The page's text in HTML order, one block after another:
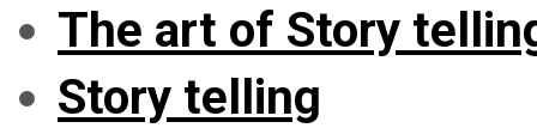
The art of Story
Story telling